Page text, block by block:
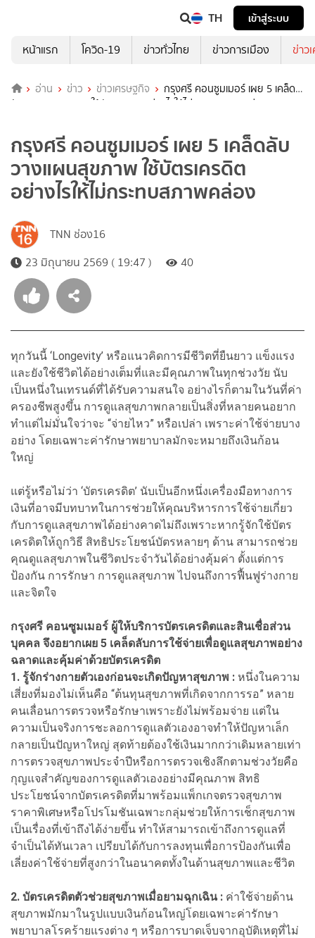
TH
เข้าสู่ระบบ
หน้าแรก
โควิด-19 ข่าวทั่วไทย ข่าวการเมือง ข่าว
อ่าน ข่าว ข่าวเศรษฐกิจ
กรุงศรี คอนซูมเมอร์ เผย 5 เคล็ด
ลับ วางแผนสุขภาพ ใช้บัตรเครดิตอย่างไรให้ไม่กระทบสภาพคล่อง
กรุงศรี คอนซูมเมอร์ เผย 5 เคล็ดลับ
วางแผนสุขภาพ ใช้บัตรเครดิต
อย่างไรให้ไม่กระทบสภาพคล่อง
TNN ช่อง16
23 มิถุนายน 2569 ( 19:47 )
40
ทุกวันนี้ ‘Longevity’ หรือแนวคิดการมีชีวิตที่ยืนยาว แข็งแรง
และยังใช้ชีวิตได้อย่างเต็มที่และมีคุณภาพในทุกช่วงวัย นับ
เป็นหนึ่งในเทรนด์ที่ได้รับความสนใจ อย่างไรก็ตามในวันที่ค่า
ครองชีพสูงขึ้น การดูแลสุขภาพกลายเป็นสิ่งที่หลายคนอยาก
ทำแต่ไม่มั่นใจว่าจะ “จ่ายไหว” หรือเปล่า เพราะค่าใช้จ่ายบาง
อย่าง โดยเฉพาะค่ารักษาพยาบาลมักจะหมายถึงเงินก้อน
ใหญ่
แต่รู้หรือไม่ว่า ‘บัตรเครดิต’ นับเป็นอีกหนึ่งเครื่องมือทางการ
เงินที่อาจมีบทบาทในการช่วยให้คุณบริหารการใช้จ่ายเกี่ยว
กับการดูแลสุขภาพได้อย่างคาดไม่ถึงเพราะหากรู้จักใช้บัตร
เครดิตให้ถูกวิธี สิทธิประโยชน์บัตรหลายๆ ด้าน สามารถช่วย
คุณดูแลสุขภาพในชีวิตประจำวันได้อย่างคุ้มค่า ตั้งแต่การ
ป้องกัน การรักษา การดูแลสุขภาพ ไปจนถึงการฟื้นฟูร่างกาย
และจิตใจ
กรุงศรี คอนซูมเมอร์ ผู้ให้บริการบัตรเครดิตและสินเชื่อส่วน
บุคคล จึงอยากเผย 5 เคล็ดลับการใช้จ่ายเพื่อดูแลสุขภาพอย่าง
ฉลาดและคุ้มค่าด้วยบัตรเครดิต
1. รู้จักร่างกายตัวเองก่อนจะเกิดปัญหาสุขภาพ : หนึ่งในความ
เสี่ยงที่มองไม่เห็นคือ “ต้นทุนสุขภาพที่เกิดจากการรอ” หลาย
คนเลื่อนการตรวจหรือรักษาเพราะยังไม่พร้อมจ่าย แต่ใน
ความเป็นจริงการชะลอการดูแลตัวเองอาจทำให้ปัญหาเล็ก
กลายเป็นปัญหาใหญ่ สุดท้ายต้องใช้เงินมากกว่าเดิมหลายเท่า
การตรวจสุขภาพประจำปีหรือการตรวจเชิงลึกตามช่วงวัยคือ
กุญแจสำคัญของการดูแลตัวเองอย่างมีคุณภาพ สิทธิ
ประโยชน์จากบัตรเครดิตที่มาพร้อมแพ็กเกจตรวจสุขภาพ
ราคาพิเศษหรือโปรโมชันเฉพาะกลุ่มช่วยให้การเช็กสุขภาพ
เป็นเรื่องที่เข้าถึงได้ง่ายขึ้น ทำให้สามารถเข้าถึงการดูแลที่
จำเป็นได้ทันเวลา เปรียบได้กับการลงทุนเพื่อการป้องกันเพื่อ
เลี่ยงค่าใช้จ่ายที่สูงกว่าในอนาคตทั้งในด้านสุขภาพและชีวิต
2. บัตรเครดิตตัวช่วยสุขภาพเมื่อยามฉุกเฉิน : ค่าใช้จ่ายด้าน
สุขภาพมักมาในรูปแบบเงินก้อนใหญ่โดยเฉพาะค่ารักษา
พยาบาลโรคร้ายแรงต่าง ๆ หรือการบาดเจ็บจากอุบัติเหตุที่ไม่